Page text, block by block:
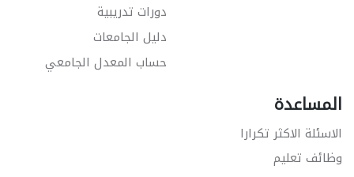
دورات تدريبية
دليل الجامعات
حساب المعدل الجامعي
المساعدة
الاسئلة الاكثر تكرارا
وظائف تعليم